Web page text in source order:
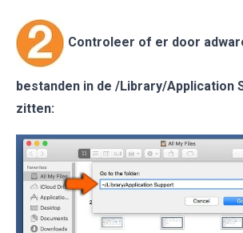
Controleer of er door
bestanden in de /Library/Application
zitten: